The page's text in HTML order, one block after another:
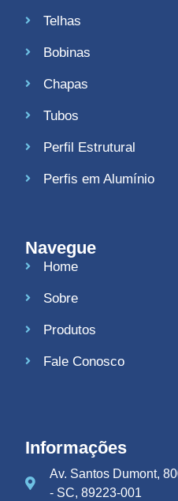
Telhas
Bobinas
Chapas
Tubos
Perfil Estrutural
Perfis em Alumínio
Navegue
Home
Sobre
Produtos
Fale Conosco
Informações
Av. Santos Dumont,
- SC, 89223-001